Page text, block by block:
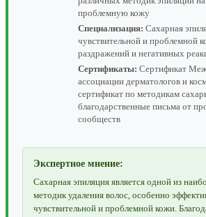
проблемную кожу
Специализация: Сахарная
чувствительной и проблемной
раздражений и негативных
Сертификаты: Сертификат
ассоциации дерматологов и
сертификат по методикам
благодарственные письма от
сообществ
Экспертное мнение:
Сахарная эпиляция является одной из
методик удаления волос, особенно
чувствительной и проблемной кожи.